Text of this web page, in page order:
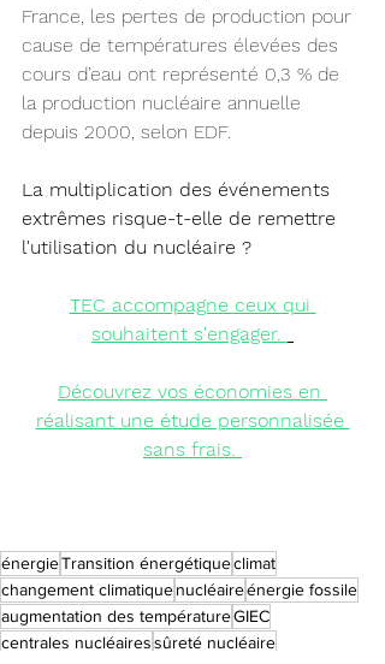
France, les pertes de production pour
cause de températures élevées des
cours d’eau ont représenté 0,3 % de
la production nucléaire annuelle
depuis 2000, selon EDF.
La multiplication des événements
extrêmes risque-t-elle de remettre
l'utilisation du nucléaire ?
TEC accompagne ceux qui
souhaitent s'engager.
Découvrez vos économies en
réalisant une étude personnalisée
sans frais.
énergieTransition énergétiqueclimat
changement climatiquenucléaireénergie fossile
augmentation des températureGIEC
centrales nucléairessûreté nucléaire